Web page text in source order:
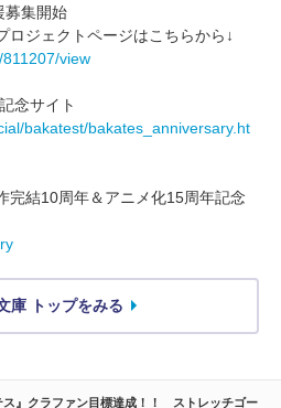
ス』クラファン目標達成！！ ストレッチゴー
募集開始
ロジェクトページはこちらから↓
view
念サイト
bakatest/bakates_anniversary.ht
結10周年＆アニメ化15周年記念
庫 トップをみる